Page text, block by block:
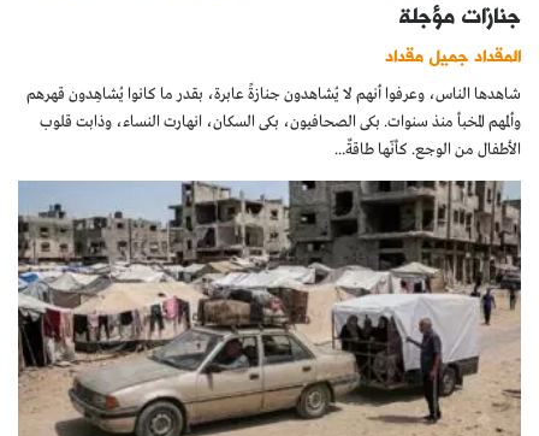
جنازات مؤجلة
المقداد جميل مقداد
شاهدها الناس، وعرفوا أنهم لا يُشاهدون جنازةً عابرة، بقدر ما كانوا يُشاهِدون قهرهم
وألمهم المخبأ منذ سنوات. بكى الصحافيون، بكى السكان، انهارت النساء، وذابت قلوب
الأطفال من الوجع. كأنّها طاقةٌ...